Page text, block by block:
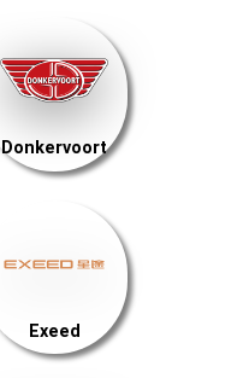
Donkervoort
Exeed